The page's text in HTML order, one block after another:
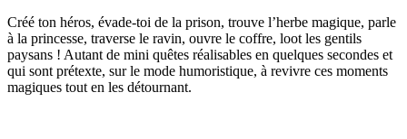
Créé ton héros, évade-toi de la prison, trouve l’herbe magique, parle
à la princesse, traverse le ravin, ouvre le coffre, loot les gentils
paysans ! Autant de mini quêtes réalisables en quelques secondes et
qui sont prétexte, sur le mode humoristique, à revivre ces moments
magiques tout en les détournant.